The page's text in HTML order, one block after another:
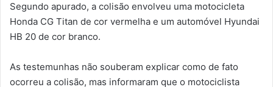
Segundo apurado, a colisão envolveu uma motocicleta
Honda CG Titan de cor vermelha e um automóvel Hyundai
HB 20 de cor branco.
As testemunhas não souberam explicar como de fato
ocorreu a colisão, mas informaram que o motociclista